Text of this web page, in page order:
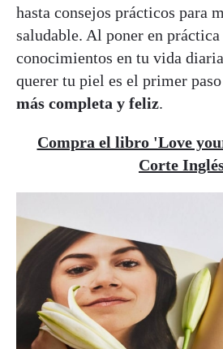
hasta consejos prácticos para
saludable. Al poner en práctica
conocimientos en tu vida
querer tu piel es el primer
más completa y feliz.
Compra el libro 'Love
Corte